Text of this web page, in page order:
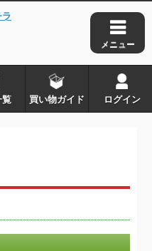
覧 買い物ガイド ログイン
イ・タックルの
す
の森. all rights reserved.